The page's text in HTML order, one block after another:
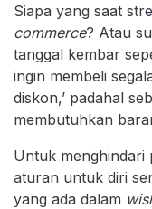
Siapa yang saat
commerce? Atau
tanggal kembar
ingin membeli
diskon,’ padahal
membutuhkan
Untuk menghindari
aturan untuk diri
yang ada dalam